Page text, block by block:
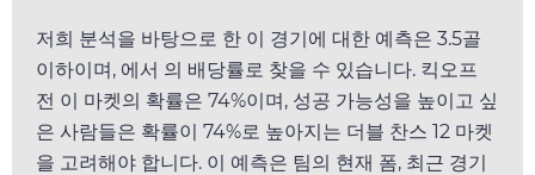
저희 분석을 바탕으로 한 이 경기에 대한 예측은 3.5골
이하이며, 에서 의 배당률로 찾을 수 있습니다. 킥오프
전 이 마켓의 확률은 74%이며, 성공 가능성을 높이고 싶
은 사람들은 확률이 74%로 높아지는 더블 찬스 12 마켓
을 고려해야 합니다. 이 예측은 팀의 현재 폼, 최근 경기